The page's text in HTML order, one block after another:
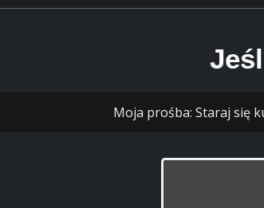
Moja prośba: Staraj się